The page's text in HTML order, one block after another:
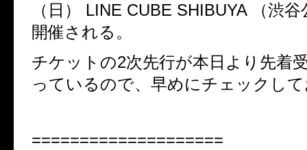
（ 日） LINE CUBE SHIBUYA （渋谷
開催される 。
チケットの2次先行が本日より先着
っているので、早めにチェックし
====================